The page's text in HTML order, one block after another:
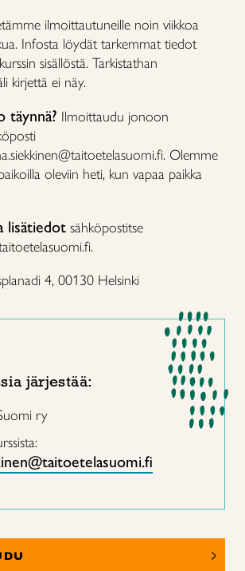
ilmoittautuneille noin viikkoa
Infosta löydät tarkemmat tiedot
sisällöstä. Tarkistathan
kirjettä ei näy.
täynnä? Ilmoittaudu jonoon
Olemme
oleviin heti, kun vapaa paikka
lisätiedot sähköpostitse
4, 00130 Helsinki
järjestää:
ry